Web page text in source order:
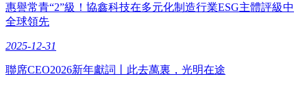
惠譽常青“2”級！協鑫科技在多元化制造行業ESG主體評級中
全球領先
2025-12-31
聯席CEO2026新年獻詞丨此去萬裏，光明在途